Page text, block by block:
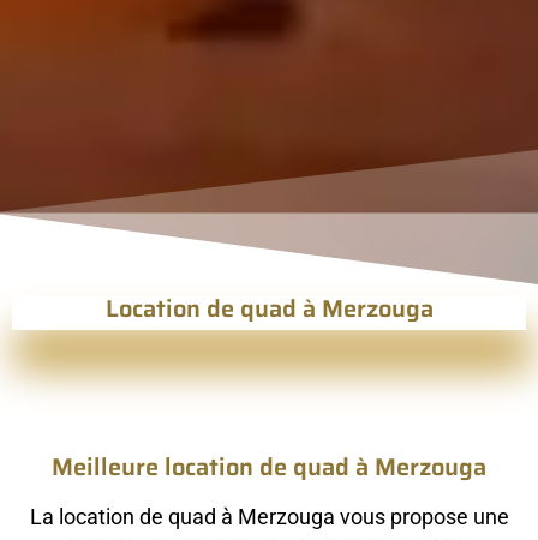
Location de quad à Merzouga
Meilleure location de quad à Merzouga
La location de quad à Merzouga vous propose une